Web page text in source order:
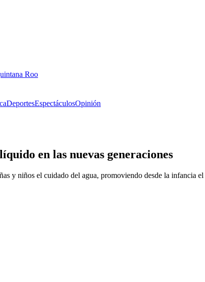
Roo
DeportesEspectáculosOpinión
en las nuevas generaciones
y niños el cuidado del agua, promoviendo desde la infancia